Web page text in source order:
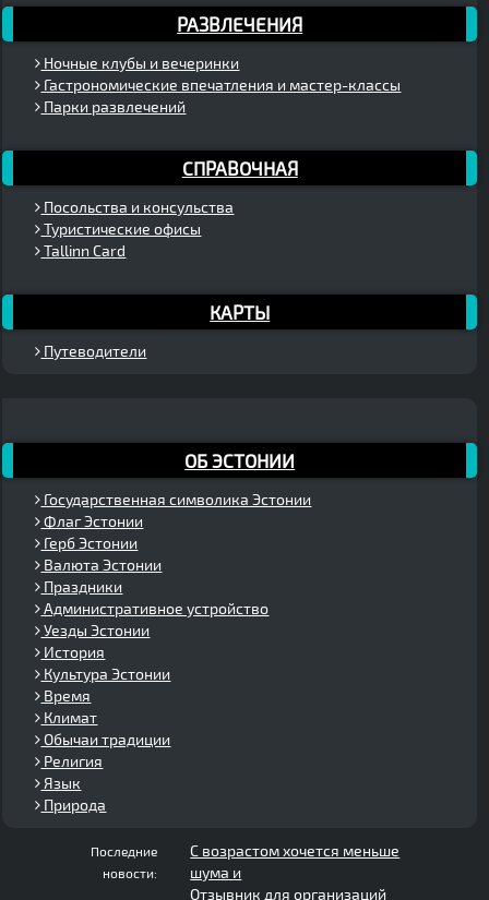
РАЗВЛЕЧЕНИЯ
Ночные клубы и вечеринки
Гастрономические впечатления и мастер-классы
Парки развлечений
СПРАВОЧНАЯ
Посольства и консульства
Туристические офисы
Tallinn Card
КАРТЫ
Путеводители
ОБ ЭСТОНИИ
Государственная символика Эстонии
Флаг Эстонии
Герб Эстонии
Валюта Эстонии
Праздники
Административное устройство
Уезды Эстонии
История
Культура Эстонии
Время
Климат
Обычаи традиции
Религия
Язык
Природа
Последние
новости:
С возрастом хочется меньше
шума и
Отзывник для организаций